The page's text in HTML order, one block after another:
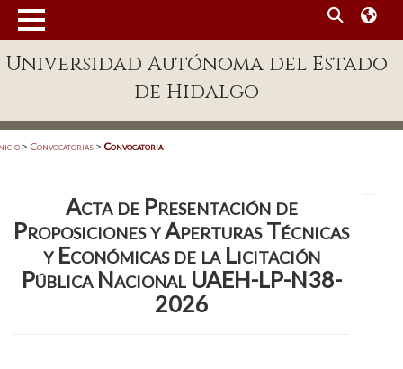
Enlaces
Patronato
Plataforma Garza
Publicaciones en línea
Acreditación Internacional
Universidad Autónoma del Estado
de Hidalgo
> Convocatorias > Convocatoria
Acta de Presentación de
Proposiciones y Aperturas Técnicas
y Económicas de la Licitación
Pública Nacional UAEH-LP-N38-
2026